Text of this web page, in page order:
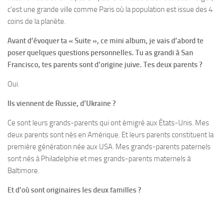
c’est une grande ville comme Paris où la population est issue des 4
coins de la planète.
Avant d’évoquer ta « Suite », ce mini album, je vais d’abord te
poser quelques questions personnelles. Tu as grandi à San
Francisco, tes parents sont d’origine juive. Tes deux parents ?
Oui.
Ils viennent de Russie, d’Ukraine ?
Ce sont leurs grands-parents qui ont émigré aux États-Unis. Mes
deux parents sont nés en Amérique. Et leurs parents constituent la
première génération née aux USA. Mes grands-parents paternels
sont nés à Philadelphie et mes grands-parents maternels à
Baltimore.
Et d’où sont originaires les deux familles ?